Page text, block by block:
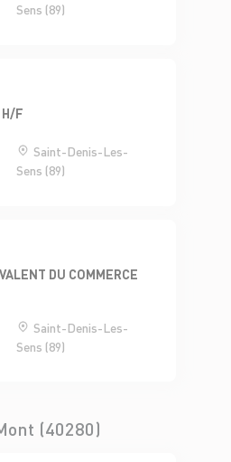
Sens (89)
H/F
Saint-Denis-Les-
Sens (89)
DU COMMERCE
Saint-Denis-Les-
Sens (89)
(40280)